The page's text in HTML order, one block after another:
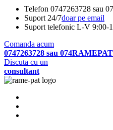
Telefon 0747263728 sau
Suport 24/7doar pe email
Suport telefonic L-V 9:00-
Comanda acum
0747263728 sau 074RAMEPAT
Discuta cu un
consultant